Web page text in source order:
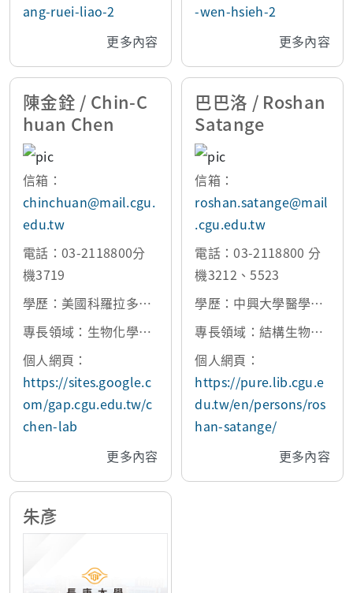
ang-ruei-liao-2
更多內容
-wen-hsieh-2
更多內容
陳金銓 / Chin-C
huan Chen
信箱：
chinchuan@mail.cgu.
edu.tw
電話：03-2118800分
機3719
學歷：美國科羅拉多大
學醫學分校生化暨分子
專長領域：生物化學、
分子生物學、遺傳學、
表觀遺傳學
個人網頁：
https://sites.google.c
om/gap.cgu.edu.tw/c
chen-lab
更多內容
巴巴洛 / Roshan
Satange
信箱：
roshan.satange@mail
.cgu.edu.tw
電話：03-2118800 分
機3212、5523
學歷：中興大學醫學生
物科技博士
專長領域：結構生物
學、生物化學、分子生
物學、藥物開發
個人網頁：
https://pure.lib.cgu.e
du.tw/en/persons/ros
han-satange/
更多內容
朱彥